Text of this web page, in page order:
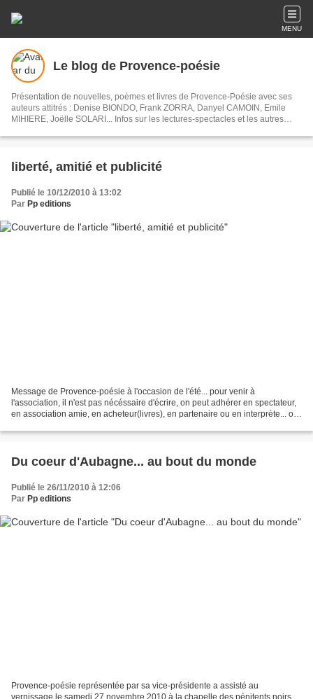
MENU
Le blog de Provence-poésie
Présentation de nouvelles, poèmes et livres de Provence-Poésie avec ses
auteurs attitrés : Denise BIONDO, Frank ZORRA, Danyel CAMOIN, Emile
MIHIERE, Joëlle SOLARI... Infos sur les lectures-spectacles et les autres
liberté, amitié et publicité
Publié le 10/12/2010 à 13:02
Par Pp editions
Message de Provence-poésie à l'occasion de l'été... pour venir à
l'association, il n'est pas nécéssaire d'écrire, on peut adhérer en spectateur,
en association amie, en acheteur(livres), en partenaire ou en interprète... ou
Du coeur d'Aubagne... au bout du monde
Publié le 26/11/2010 à 12:06
Par Pp editions
Provence-poésie représentée par sa vice-présidente a assisté au
vernissage le samedi 27 novembre 2010 à la chapelle des pénitents noirs